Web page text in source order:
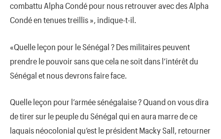
combattu Alpha Condé pour nous retrouver avec des Alpha
Condé en tenues treillis », indique-t-il.
«Quelle leçon pour le Sénégal ? Des militaires peuvent
prendre le pouvoir sans que cela ne soit dans l’intérêt du
Sénégal et nous devrons faire face.
Quelle leçon pour l’armée sénégalaise ? Quand on vous dira
de tirer sur le peuple du Sénégal qui en aura marre de ce
laquais néocolonial qu’est le président Macky Sall, retourner